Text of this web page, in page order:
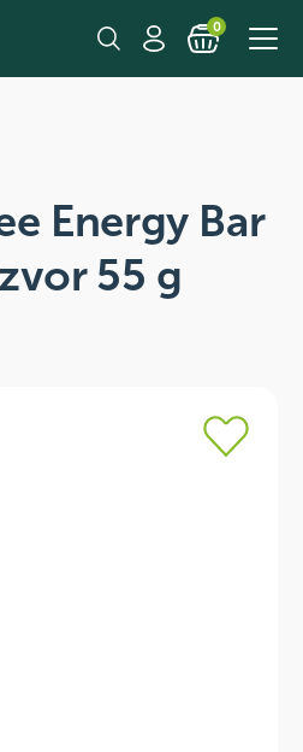
0
Energy Bar
55 g